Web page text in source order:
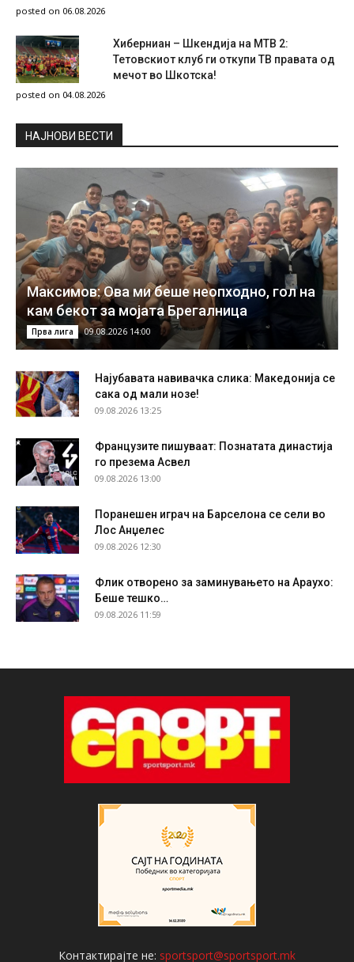
posted on 06.08.2026
Хиберниан – Шкендија на МТВ 2:
Тетовскиот клуб ги откупи ТВ правата од
мечот во Шкотска!
posted on 04.08.2026
НAЈНОВИ ВЕСТИ
Максимов: Ова ми беше неопходно, гол на
кам бекот за мојата Брегалница
Прва лига 09.08.2026 14:00
Најубавата навивачка слика: Македонија се
сака од мали нозе!
09.08.2026 13:25
Французите пишуваат: Познатата династија
го презема Асвел
09.08.2026 13:00
Поранешен играч на Барселона се сели во
Лос Анџелес
09.08.2026 12:30
Флик отворено за заминувањето на Араухо:
Беше тешко…
09.08.2026 11:59
Контактирајте не: sportsport@sportsport.mk